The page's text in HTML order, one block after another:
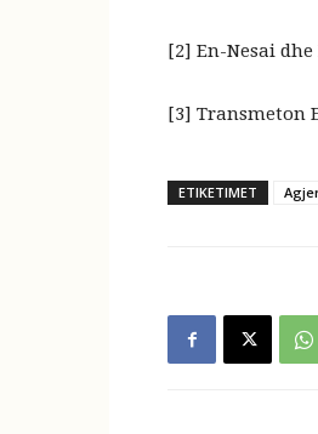
[2] En-Nesai
[3] Transmeton
ETIKETIMET